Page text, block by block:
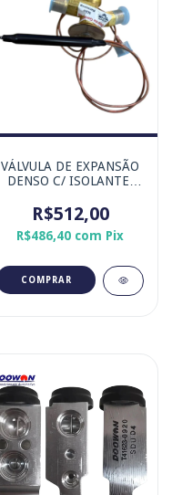
VÁLVULA DE EXPANSÃO
DENSO C/ ISOLANTE,
ÔNIBUS COM SISTEMA
DENSO LD8i
R$512,00
R$486,40 com Pix